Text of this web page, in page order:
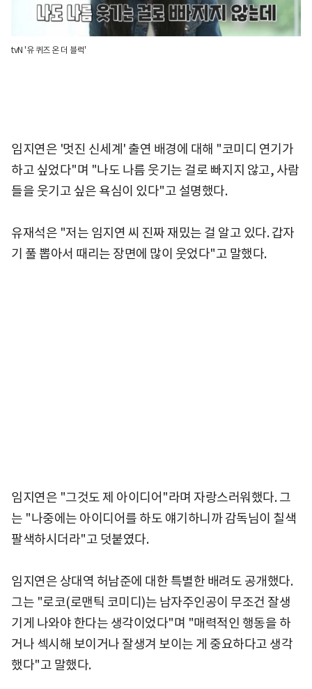
tvN '유 퀴즈 온 더 블럭'
임지연은 '멋진 신세계' 출연 배경에 대해 "코미디 연기가
하고 싶었다"며 "나도 나름 웃기는 걸로 빠지지 않고, 사람
들을 웃기고 싶은 욕심이 있다"고 설명했다.
유재석은 "저는 임지연 씨 진짜 재밌는 걸 알고 있다. 갑자
기 풀 뽑아서 때리는 장면에 많이 웃었다"고 말했다.
임지연은 "그것도 제 아이디어"라며 자랑스러워했다. 그
는 "나중에는 아이디어를 하도 얘기하니까 감독님이 칠색
팔색하시더라"고 덧붙였다.
임지연은 상대역 허남준에 대한 특별한 배려도 공개했다.
그는 "로코(로맨틱 코미디)는 남자주인공이 무조건 잘생
기게 나와야 한다는 생각이었다"며 "매력적인 행동을 하
거나 섹시해 보이거나 잘생겨 보이는 게 중요하다고 생각
했다"고 말했다.